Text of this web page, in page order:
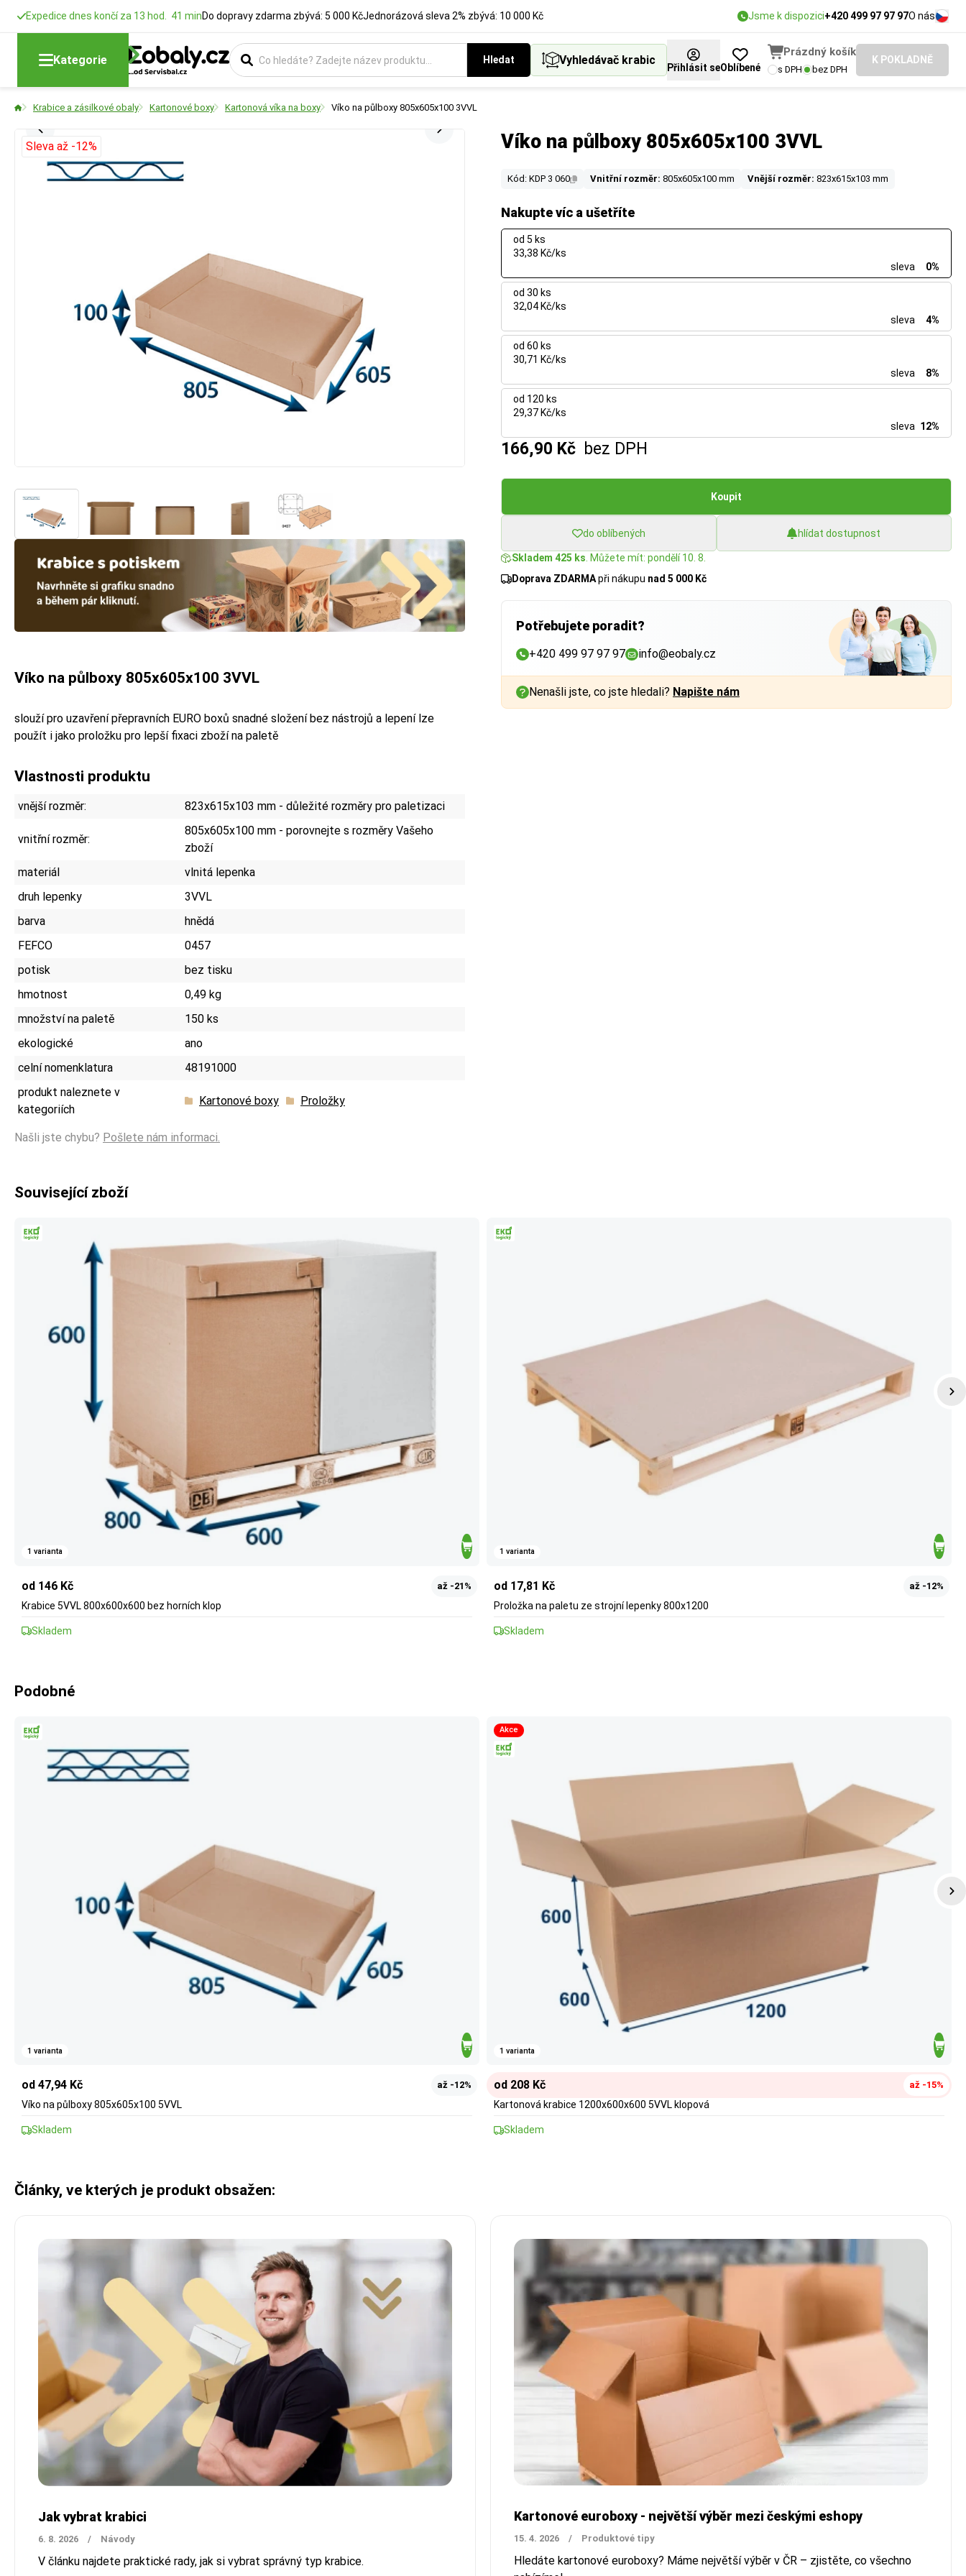
Expedice dnes končí za 13 hod. 41 minDo dopravy zdarma zbývá: 5 000 KčJednorázová sleva 2% zbývá: 10 000 Kč Jsme k dispozici+420 499 97 97 97O nás
Kategorie Hledat Vyhledávač krabic
Přihlásit seOblíbené
Prázdný košík
s DPH bez DPH
K POKLADNĚ
Krabice a zásilkové obaly Kartonové boxy Kartonová víka na boxy Víko na půlboxy 805x605x100 3VVL
Víko na půlboxy 805x605x100 3VVL
Kód: KDP 3 060 Vnitřní rozměr: 805x605x100 mm Vnější rozměr: 823x615x103 mm
Nakupte víc a ušetříte
od 5 ks
33,38 Kč/ks
sleva
0%
od 30 ks
32,04 Kč/ks
sleva
4%
od 60 ks
30,71 Kč/ks
sleva
8%
od 120 ks
29,37 Kč/ks
sleva 12%
166,90 Kč bez DPH
Koupit
do oblíbených hlídat dostupnost
Skladem 425 ks . Můžete mít: pondělí 10. 8.
Doprava ZDARMApři nákupu nad 5 000 Kč
Potřebujete poradit?
+420 499 97 97 97 info@eobaly.cz
Nenašli jste, co jste hledali? Napište nám
Sleva až -12%
Víko na půlboxy 805x605x100 3VVL
slouží pro uzavření přepravních EURO boxů snadné složení bez nástrojů a lepení lze
použít i jako proložku pro lepší fixaci zboží na paletě
Vlastnosti produktu
vnější rozměr: 823x615x103 mm - důležité rozměry pro paletizaci
vnitřní rozměr:
805x605x100 mm - porovnejte s rozměry Vašeho
zboží
materiál
vlnitá lepenka
druh lepenky
3VVL
barva
hnědá
FEFCO
0457
potisk
bez tisku
hmotnost
0,49 kg
množství na paletě
150 ks
ekologické
ano
celní nomenklatura
48191000
produkt naleznete v
kategoriích
Kartonové boxy Proložky
Našli jste chybu? Pošlete nám informaci.
Související zboží
1 varianta
od 146 Kč až -21%
Krabice 5VVL 800x600x600 bez horních klop
Skladem
1 varianta
od 17,81 Kč až -12%
Proložka na paletu ze strojní lepenky 800x1200
Skladem
Podobné
1 varianta
od 47,94 Kč až -12%
Víko na půlboxy 805x605x100 5VVL
Skladem
Akce
1 varianta
od 208 Kč až -15%
Kartonová krabice 1200x600x600 5VVL klopová
Skladem
Články, ve kterých je produkt obsažen:
Jak vybrat krabici
6. 8. 2026 / Návody
V článku najdete praktické rady, jak si vybrat správný typ krabice.
Kartonové euroboxy - největší výběr mezi českými eshopy
15. 4. 2026 / Produktové tipy
Hledáte kartonové euroboxy? Máme největší výběr v ČR – zjistěte, co všechno